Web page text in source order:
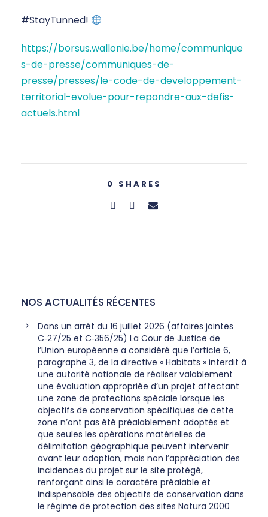
#StayTunned!
https://borsus.wallonie.be/home/communique
s-de-presse/communiques-de-
presse/presses/le-code-de-developpement-
territorial-evolue-pour-repondre-aux-defis-
actuels.html
0 SHARES
NOS ACTUALITÉS RÉCENTES
Dans un arrêt du 16 juillet 2026 (affaires jointes
C‑27/25 et C‑356/25) La Cour de Justice de
l’Union européenne a considéré que l’article 6,
paragraphe 3, de la directive « Habitats » interdit à
une autorité nationale de réaliser valablement
une évaluation appropriée d’un projet affectant
une zone de protections spéciale lorsque les
objectifs de conservation spécifiques de cette
zone n’ont pas été préalablement adoptés et
que seules les opérations matérielles de
délimitation géographique peuvent intervenir
avant leur adoption, mais non l’appréciation des
incidences du projet sur le site protégé,
renforçant ainsi le caractère préalable et
indispensable des objectifs de conservation dans
le régime de protection des sites Natura 2000